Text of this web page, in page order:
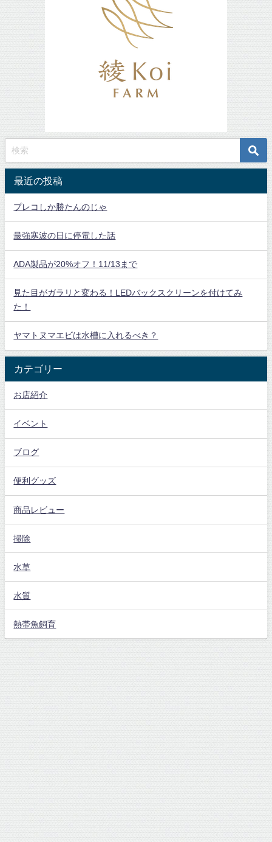
最近の投稿
プレコしか勝たんのじゃ
最強寒波の日に停電した話
ADA製品が20%オフ！11/13まで
見た目がガラリと変わる！LEDバックスクリーンを付けてみ
た！
ヤマトヌマエビは水槽に入れるべき？
カテゴリー
お店紹介
イベント
ブログ
便利グッズ
商品レビュー
掃除
水草
水質
熱帯魚飼育